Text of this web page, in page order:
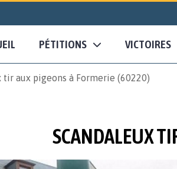
PÉTITIONS VICTOIRES
tir aux pigeons à Formerie (60220)
SCANDALEUX